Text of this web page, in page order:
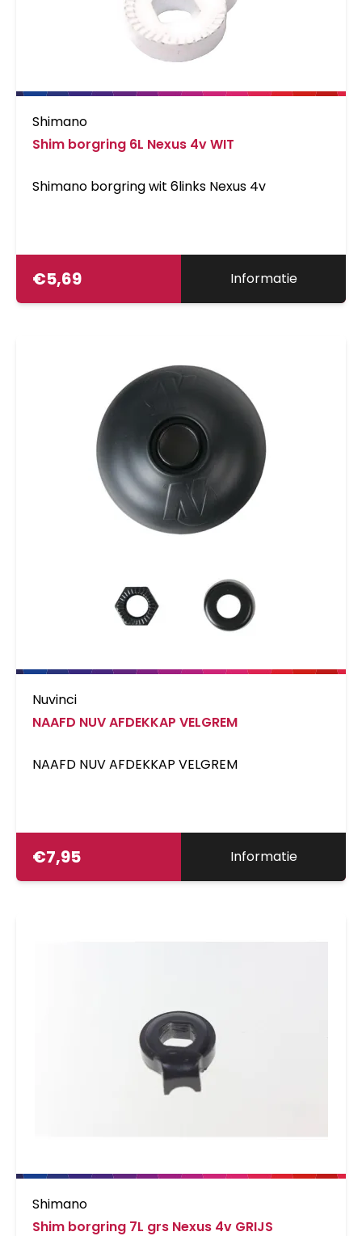
Shimano
Shim borgring 6L Nexus 4v WIT
Shimano borgring wit 6links Nexus 4v
€5,69 Informatie
Nuvinci
NAAFD NUV AFDEKKAP VELGREM
NAAFD NUV AFDEKKAP VELGREM
€7,95 Informatie
Shimano
Shim borgring 7L grs Nexus 4v GRIJS